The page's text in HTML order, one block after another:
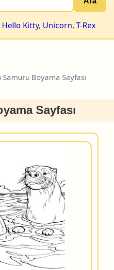
Hello Kitty, Unicorn, T-Rex
Samuru Boyama Sayfası
Sayfası